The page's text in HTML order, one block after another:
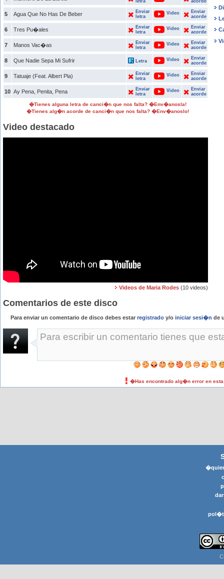
letra
acorde
5 Agua Que No Has De Beber
Enviar
letra
Video
Enviar
acorde
6 Tres Pu�ales
Enviar
letra
Video
Enviar
acorde
7 Manos Vac�as
Enviar
letra
Video
Enviar
acorde
8 Que Nadie Sepa Mi Sufrir Letra Video
Enviar
acorde
9 Tatuaje (Feat. Albert Pla)
Enviar
letra
Video
Enviar
acorde
10 Ay Pena, Penita, Pena
Enviar
letra
Video
Enviar
acorde
�Tienes alguna letra de canci�n que nos falta? �Env�anosla!
�Tienes alg�n acorde de canci�n que nos falta? �Env�anoslo!
Video destacado
Videos de Maria Rodes (10 videos)
Comentarios de este disco
Para enviar un comentario de disco debes estar registrado y/o iniciar sesi�n de
�Has encontrado alg�n error en